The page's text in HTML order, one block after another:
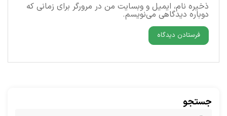
جستجو
ذخیره نام، ایمیل و وبسایت من در مرورگر برای زمانی که
دوباره دیدگاهی می‌نویسم.